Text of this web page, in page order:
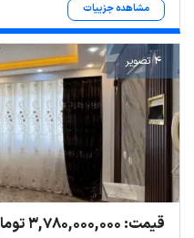
مشاهده جزییات
4 تصویر
قیمت: 3,780,000,000 تومان